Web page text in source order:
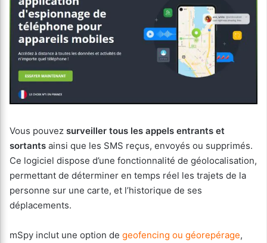
Vous pouvez surveiller tous les appels entrants et
sortants ainsi que les SMS reçus, envoyés ou supprimés.
Ce logiciel dispose d’une fonctionnalité de géolocalisation,
permettant de déterminer en temps réel les trajets de la
personne sur une carte, et l’historique de ses
déplacements.
mSpy inclut une option de geofencing ou géorepérage,